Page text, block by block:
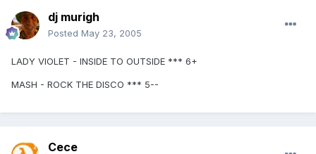
dj murigh
Posted May 23, 2005
LADY VIOLET - INSIDE TO OUTSIDE *** 6+
MASH - ROCK THE DISCO *** 5--
Cece